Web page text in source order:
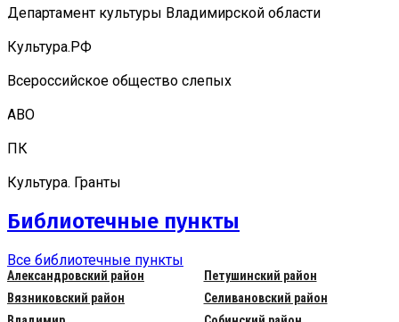
Департамент культуры Владимирской области
Культура.РФ
Всероссийское общество слепых
АВО
ПК
Культура. Гранты
Библиотечные пункты
Все библиотечные пункты
Александровский район
Вязниковский район
Петушинский район
Селивановский район